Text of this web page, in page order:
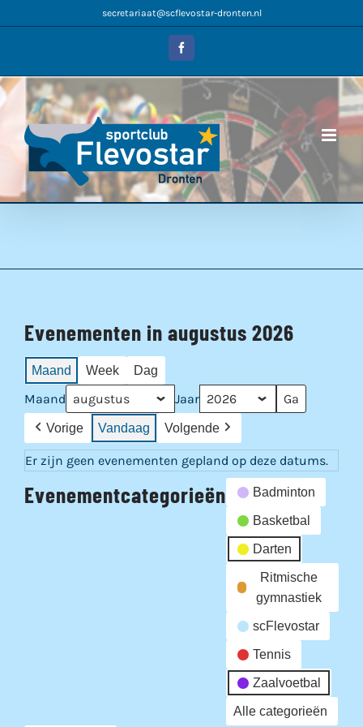
naar
secretariaat@scflevostar-dronten.nl
Facebook
Evenementen in augustus 2026
Maand Week Dag
Maand Jaar
Vorige Vandaag Volgende
Er zijn geen evenementen gepland op deze datums.
Evenementcategorieën Badminton
Basketbal
Darten
Ritmische
gymnastiek
scFlevostar
Tennis
Zaalvoetbal
Alle categorieën